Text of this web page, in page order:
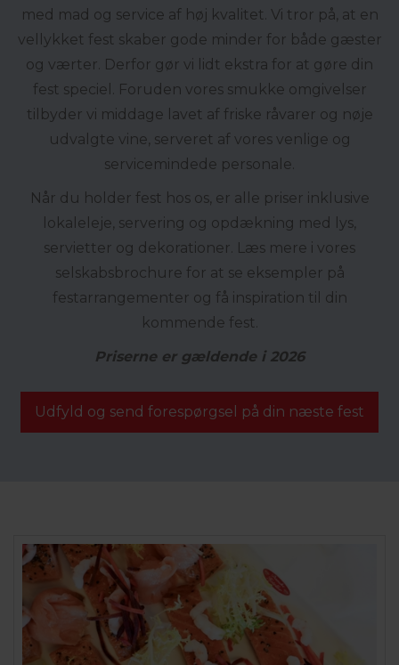
med mad og service af høj kvalitet. Vi tror på, at en
vellykket fest skaber gode minder for både gæster
og værter. Derfor gør vi lidt ekstra for at gøre din
fest speciel. Foruden vores smukke omgivelser
tilbyder vi middage lavet af friske råvarer og nøje
udvalgte vine, serveret af vores venlige og
servicemindede personale.
Når du holder fest hos os, er alle priser inklusive
lokaleleje, servering og opdækning med lys,
servietter og dekorationer. Læs mere i vores
selskabsbrochure for at se eksempler på
festarrangementer og få inspiration til din
kommende fest.
Priserne er gældende i 2026
Udfyld og send forespørgsel på din næste fest